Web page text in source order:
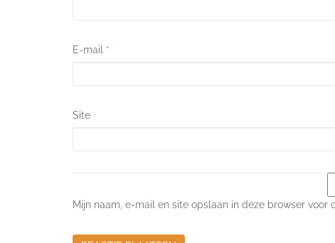
E-mail *
Site
Mijn naam, e-mail en site opslaan in deze browser